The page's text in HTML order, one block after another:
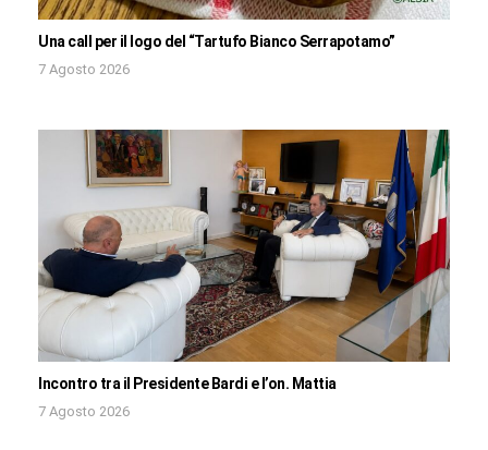
Una call per il logo del “Tartufo Bianco Serrapotamo”
7 Agosto 2026
Incontro tra il Presidente Bardi e l’on. Mattia
7 Agosto 2026